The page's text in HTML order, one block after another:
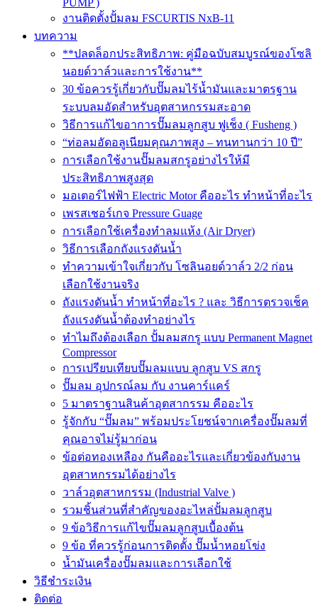
PUMP )
งานติดตั้งปั้มลม FSCURTIS NxB-11
บทความ
**ปลดล็อกประสิทธิภาพ: คู่มือฉบับสมบูรณ์ของโซลิ
นอยด์วาล์วและการใช้งาน**
30 ข้อควรรู้เกี่ยวกับปั๊มลมไร้น้ำมันและมาตรฐาน
ระบบลมอัดสำหรับอุตสาหกรรมสะอาด
วิธีการแก้ไขอาการปั๊มลมลูกสูบ ฟูเช็ง ( Fusheng )
“ท่อลมอัดอลูเนียมคุณภาพสูง – ทนทานกว่า 10 ปี”
การเลือกใช้งานปั๊มลมสกรูอย่างไรให้มี
ประสิทธิภาพสูงสุด
มอเตอร์ไฟฟ้า Electric Motor คืออะไร ทำหน้าที่อะไร
เพรสเชอร์เกจ Pressure Guage
การเลือกใช้เครื่องทำลมแห้ง (Air Dryer)
วิธีการเลือกถังแรงดันน้ำ
ทำความเข้าใจเกี่ยวกับ โซลินอยด์วาล์ว 2/2 ก่อน
เลือกใช้งานจริง
ถังแรงดันน้ำ ทำหน้าที่อะไร ? และ วิธีการตรวจเช็ค
ถังแรงดันน้ำต้องทำอย่างไร
ทำไมถึงต้องเลือก ปั้มลมสกรู แบบ Permanent Magnet
Compressor
การเปรียบเทียบปั๊มลมแบบ ลูกสูบ VS สกรู
ปั๊มลม อุปกรณ์ลม กับ งานคาร์แคร์
5 มาตราฐานสินค้าอุตสากรรม คืออะไร
รู้จักกับ “ปั๊มลม” พร้อมประโยชน์จากเครื่องปั๊มลมที่
คุณอาจไม่รู้มาก่อน
ข้อต่อทองเหลือง กันคืออะไรและเกี่ยวข้องกับงาน
อุตสาหกรรมได้อย่างไร
วาล์วอุตสาหกรรม (Industrial Valve )
รวมชิ้นส่วนที่สำคัญของอะไหล่ปั้มลมลูกสูบ
9 ข้อวิธีการแก้ไขปั๊มลมลูกสูบเบื้องต้น
9 ข้อ ที่ควรรู้ก่อนการติดตั้ง ปั๊มน้ำหอยโข่ง
น้ำมันเครื่องปั๊มลมและการเลือกใช้
วิธีชำระเงิน
ติดต่อ